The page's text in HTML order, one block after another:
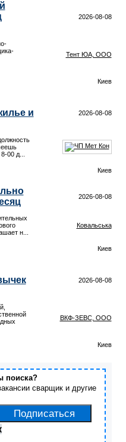
2026-08-08
Тент ЮА, ООО
Киев
и
2026-08-08
00 д...
Киев
2026-08-08
н...
Ковальська
Киев
2026-08-08
ВКФ-ЗЕВС, ООО
Киев
поиска?
сварщик и другие